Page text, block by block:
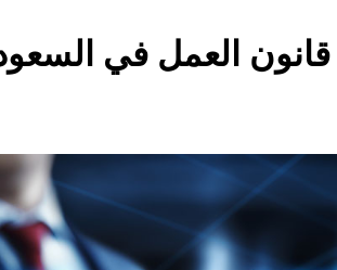
العمل في